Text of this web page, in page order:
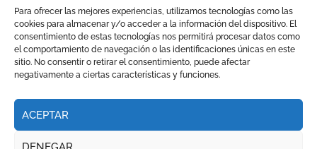
Para ofrecer las mejores experiencias, utilizamos tecnologías como las
cookies para almacenar y/o acceder a la información del dispositivo. El
consentimiento de estas tecnologías nos permitirá procesar datos como
el comportamiento de navegación o las identificaciones únicas en este
sitio. No consentir o retirar el consentimiento, puede afectar
negativamente a ciertas características y funciones.
ACEPTAR